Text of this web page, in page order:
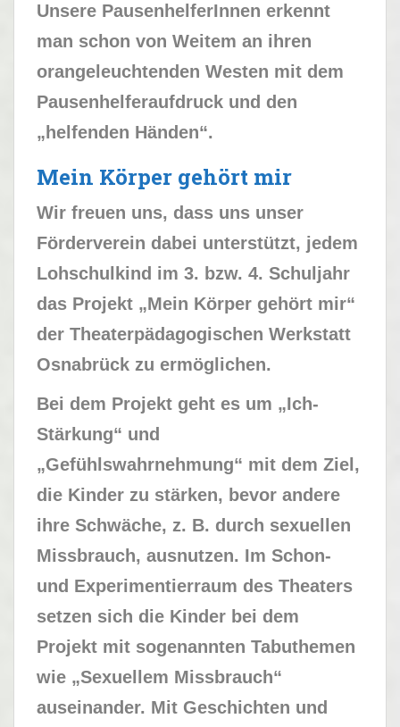
Unsere PausenhelferInnen erkennt
man schon von Weitem an ihren
orangeleuchtenden Westen mit dem
Pausenhelferaufdruck und den
„helfenden Händen“.
Mein Körper gehört mir
Wir freuen uns, dass uns unser
Förderverein dabei unterstützt, jedem
Lohschulkind im 3. bzw. 4. Schuljahr
das Projekt „Mein Körper gehört mir“
der Theaterpädagogischen Werkstatt
Osnabrück zu ermöglichen.
Bei dem Projekt geht es um „Ich-
Stärkung“ und
„Gefühlswahrnehmung“ mit dem Ziel,
die Kinder zu stärken, bevor andere
ihre Schwäche, z. B. durch sexuellen
Missbrauch, ausnutzen. Im Schon-
und Experimentierraum des Theaters
setzen sich die Kinder bei dem
Projekt mit sogenannten Tabuthemen
wie „Sexuellem Missbrauch“
auseinander. Mit Geschichten und